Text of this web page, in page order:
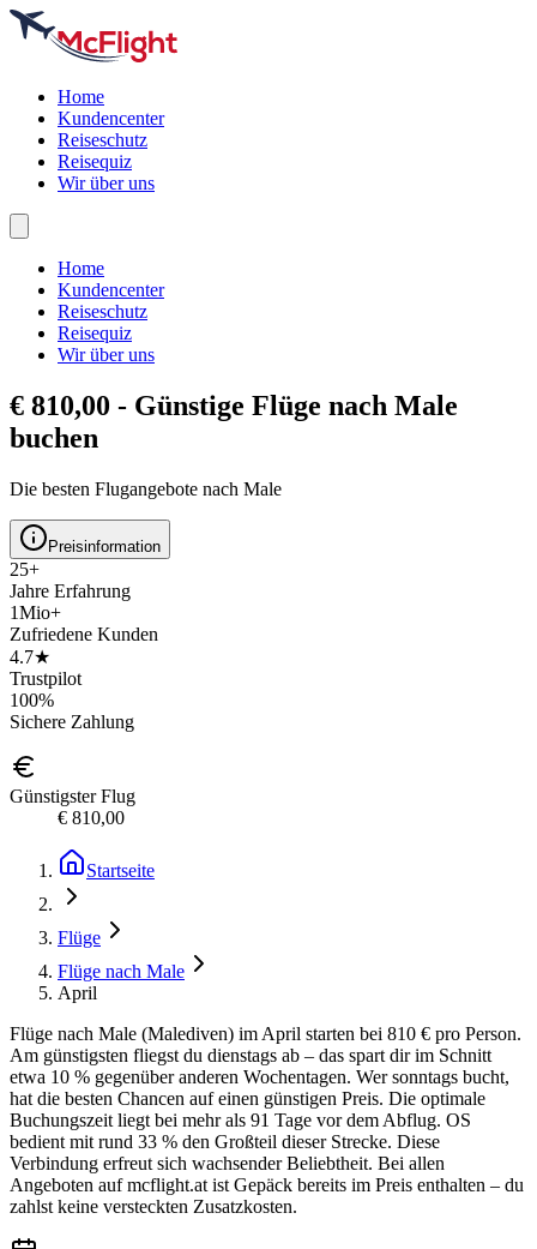
Home
Kundencenter
Reiseschutz
Reisequiz
Wir über uns
Home
Kundencenter
Reiseschutz
Reisequiz
Wir über uns
€ 810,00 - Günstige Flüge nach Male
buchen
Die besten Flugangebote nach Male
Preisinformation
25+
Jahre Erfahrung
1Mio+
Zufriedene Kunden
4.7★
Trustpilot
100%
Sichere Zahlung
Günstigster Flug
€ 810,00
Startseite
Flüge
Flüge nach Male
April
Flüge nach Male (Malediven) im April starten bei 810 € pro Person.
Am günstigsten fliegst du dienstags ab – das spart dir im Schnitt
etwa 10 % gegenüber anderen Wochentagen. Wer sonntags bucht,
hat die besten Chancen auf einen günstigen Preis. Die optimale
Buchungszeit liegt bei mehr als 91 Tage vor dem Abflug. OS
bedient mit rund 33 % den Großteil dieser Strecke. Diese
Verbindung erfreut sich wachsender Beliebtheit. Bei allen
Angeboten auf mcflight.at ist Gepäck bereits im Preis enthalten – du
zahlst keine versteckten Zusatzkosten.